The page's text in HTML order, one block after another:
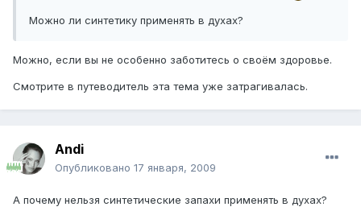
Можно ли синтетику применять в духах?
Можно, если вы не особенно заботитесь о своём здоровье.
Смотрите в путеводитель эта тема уже затрагивалась.
Andi
Опубликовано 17 января, 2009
А почему нельзя синтетические запахи применять в духах?